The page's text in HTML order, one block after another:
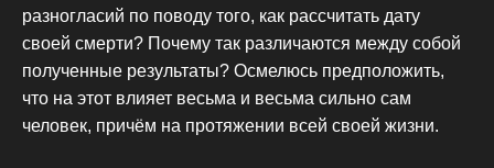
разногласий по поводу того, как рассчитать дату
своей смерти? Почему так различаются между собой
полученные результаты? Осмелюсь предположить,
что на этот влияет весьма и весьма сильно сам
человек, причём на протяжении всей своей жизни.